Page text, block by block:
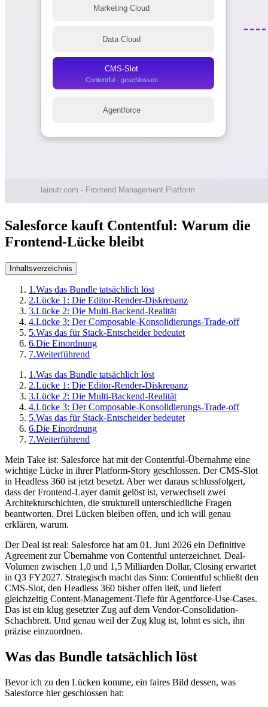
Salesforce kauft Contentful: Warum die
Frontend-Lücke bleibt
Inhaltsverzeichnis
1.Was das Bundle tatsächlich löst
2.Lücke 1: Die Editor-Render-Diskrepanz
3.Lücke 2: Die Multi-Backend-Realität
4.Lücke 3: Der Composable-Konsolidierungs-Trade-off
5.Was das für Stack-Entscheider bedeutet
6.Die Einordnung
7.Weiterführend
1.Was das Bundle tatsächlich löst
2.Lücke 1: Die Editor-Render-Diskrepanz
3.Lücke 2: Die Multi-Backend-Realität
4.Lücke 3: Der Composable-Konsolidierungs-Trade-off
5.Was das für Stack-Entscheider bedeutet
6.Die Einordnung
7.Weiterführend
Mein Take ist: Salesforce hat mit der Contentful-Übernahme eine
wichtige Lücke in ihrer Platform-Story geschlossen. Der CMS-Slot
in Headless 360 ist jetzt besetzt. Aber wer daraus schlussfolgert,
dass der Frontend-Layer damit gelöst ist, verwechselt zwei
Architekturschichten, die strukturell unterschiedliche Fragen
beantworten. Drei Lücken bleiben offen, und ich will genau
erklären, warum.
Der Deal ist real: Salesforce hat am 01. Juni 2026 ein Definitive
Agreement zur Übernahme von Contentful unterzeichnet. Deal-
Volumen zwischen 1,0 und 1,5 Milliarden Dollar, Closing erwartet
in Q3 FY2027. Strategisch macht das Sinn: Contentful schließt den
CMS-Slot, den Headless 360 bisher offen ließ, und liefert
gleichzeitig Content-Management-Tiefe für Agentforce-Use-Cases.
Das ist ein klug gesetzter Zug auf dem Vendor-Consolidation-
Schachbrett. Und genau weil der Zug klug ist, lohnt es sich, ihn
präzise einzuordnen.
Was das Bundle tatsächlich löst
Bevor ich zu den Lücken komme, ein faires Bild dessen, was
Salesforce hier geschlossen hat: